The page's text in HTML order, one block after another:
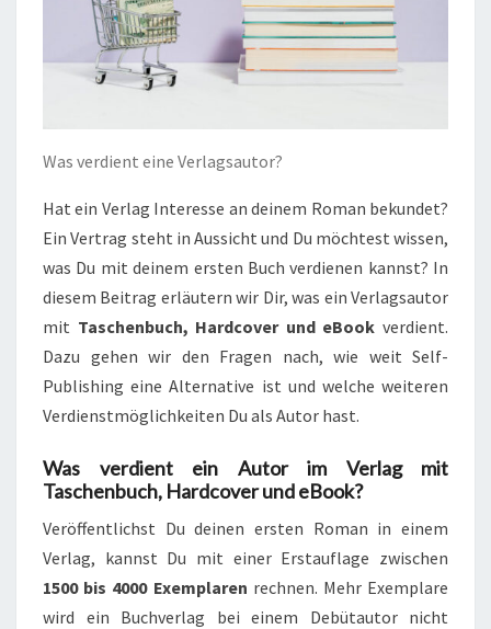
Was verdient eine Verlagsautor?
Hat ein Verlag Interesse an deinem Roman bekundet?
Ein Vertrag steht in Aussicht und Du möchtest wissen,
was Du mit deinem ersten Buch verdienen kannst? In
diesem Beitrag erläutern wir Dir, was ein Verlagsautor
mit Taschenbuch, Hardcover und eBook verdient.
Dazu gehen wir den Fragen nach, wie weit Self-
Publishing eine Alternative ist und welche weiteren
Verdienstmöglichkeiten Du als Autor hast.
Was verdient ein Autor im Verlag mit
Taschenbuch, Hardcover und eBook?
Veröffentlichst Du deinen ersten Roman in einem
Verlag, kannst Du mit einer Erstauflage zwischen
1500 bis 4000 Exemplaren rechnen. Mehr Exemplare
wird ein Buchverlag bei einem Debütautor nicht